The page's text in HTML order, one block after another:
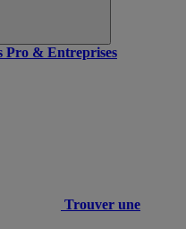
Pro & Entreprises
Trouver une